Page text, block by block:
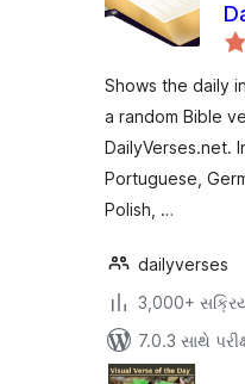
Shows the daily
a random Bible
DailyVerses.net.
Portuguese,
Polish, …
dailyverses
3,000+
7.0.3 સાથે